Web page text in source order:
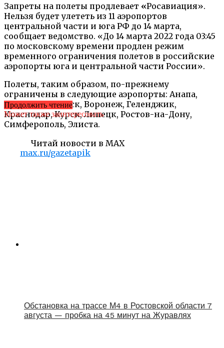
Запреты на полеты продлевает «Росавиация».
Нельзя будет улететь из 11 аэропортов
центральной части и юга РФ до 14 марта,
сообщает ведомство. «До 14 марта 2022 года 03:45
по московскому времени продлен режим
временного ограничения полетов в российские
аэропорты юга и центральной части России».
Полеты, таким образом, по-прежнему
ограничены в следующие аэропорты: Анапа,
Белгород, Брянск, Воронеж, Геленджик,
Краснодар, Курск, Липецк, Ростов-на-Дону,
Симферополь, Элиста.
Читай новости в MAX
max.ru/gazetapik
Продолжить чтение
Может также заинтересовать
Обстановка на трассе М4 в Ростовской области 7
августа — пробка на 45 минут на Журавлях